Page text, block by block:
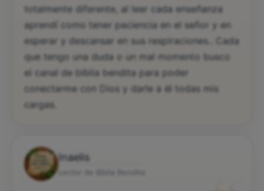
totalmente diferente, al leer cada enseñanza
aprendí como tener paciencia en el señor y en
esperar y descansar en sus respiraciones.. Cada
que tengo una duda o un mal momento busco
el canal de biblia bendita para poder
conectarme con Dios y darle a él todas mis
cargas.
Inaelis